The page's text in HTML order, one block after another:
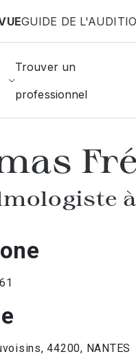
GUIDE DE
Trouver un
professionnel
des ophtalmologistes
à
44200, NANTES